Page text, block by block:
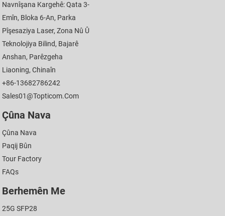
Navnîşana Kargehê: Qata 3-
Emîn, Bloka 6-An, Parka
Pîşesaziya Laser, Zona Nû Û
Teknolojiya Bilind, Bajarê
Anshan, Parêzgeha
Liaoning, Chinaîn
+86-13682786242
Sales01@topticom.com
Çûna Nava
Çûna Nava
Paqij Bûn
Tour Factory
FAQs
Berhemên Me
25G SFP28